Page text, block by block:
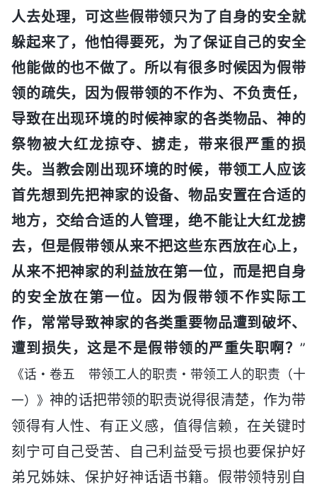
人去处理，可这些假带领只为了自身的安全就
躲起来了，他怕得要死，为了保证自己的安全
他能做的也不做了。所以有很多时候因为假带
领的疏失，因为假带领的不作为、不负责任，
导致在出现环境的时候神家的各类物品、神的
祭物被大红龙掠夺、掳走，带来很严重的损
失。当教会刚出现环境的时候，带领工人应该
首先想到先把神家的设备、物品安置在合适的
地方，交给合适的人管理，绝不能让大红龙掳
去，但是假带领从来不把这些东西放在心上，
从来不把神家的利益放在第一位，而是把自身
的安全放在第一位。因为假带领不作实际工
作，常常导致神家的各类重要物品遭到破坏、
遭到损失，这是不是假带领的严重失职啊？ ”
《话・卷五 带领工人的职责・带领工人的职责（十
一）》 神的话把带领的职责说得很清楚，作为带
领得有人性、有正义感，值得信赖，在关键时
刻宁可自己受苦、自己利益受亏损也要保护好
弟兄姊妹、保护好神话语书籍。假带领特别自